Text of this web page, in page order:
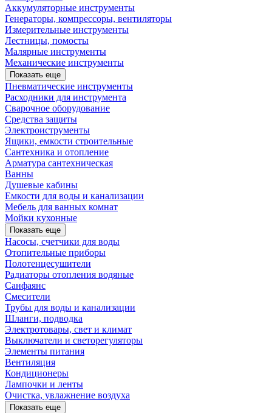
Аккумуляторные инструменты
Генераторы, компрессоры, вентиляторы
Измерительные инструменты
Лестницы, помосты
Малярные инструменты
Механические инструменты
Показать еще
Пневматические инструменты
Расходники для инструмента
Сварочное оборудование
Средства защиты
Электроиструменты
Ящики, емкости строительные
Сантехника и отопление
Арматура сантехническая
Ванны
Душевые кабины
Емкости для воды и канализации
Мебель для ванных комнат
Мойки кухонные
Показать еще
Насосы, счетчики для воды
Отопительные приборы
Полотенцесушители
Радиаторы отопления водяные
Санфаянс
Смесители
Трубы для воды и канализации
Шланги, подводка
Электротовары, свет и климат
Выключатели и светорегуляторы
Элементы питания
Вентиляция
Кондиционеры
Лампочки и ленты
Очистка, увлажнение воздуха
Показать еще